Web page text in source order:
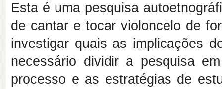
Esta é uma pesquisa
de cantar e tocar violoncelo de
investigar quais as implicações
necessário dividir a pesquisa
processo e as estratégias de